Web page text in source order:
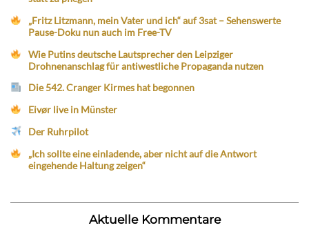
„Fritz Litzmann, mein Vater und ich“ auf 3sat – Sehenswerte
Pause-Doku nun auch im Free-TV
Wie Putins deutsche Lautsprecher den Leipziger
Drohnenanschlag für antiwestliche Propaganda nutzen
Die 542. Cranger Kirmes hat begonnen
Eivør live in Münster
Der Ruhrpilot
„Ich sollte eine einladende, aber nicht auf die Antwort
eingehende Haltung zeigen“
Aktuelle Kommentare